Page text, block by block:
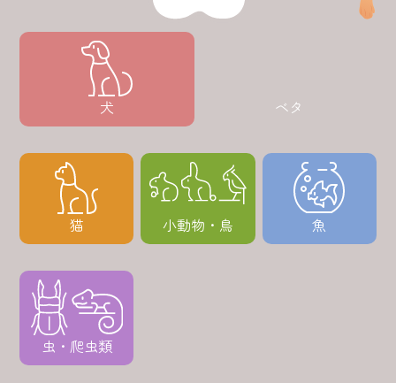
犬 ベタ
猫 小動物・鳥 魚
虫・爬虫類